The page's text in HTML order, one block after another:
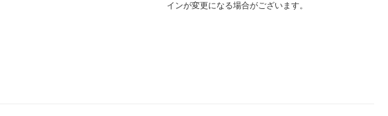
インが変更になる場合がございます。